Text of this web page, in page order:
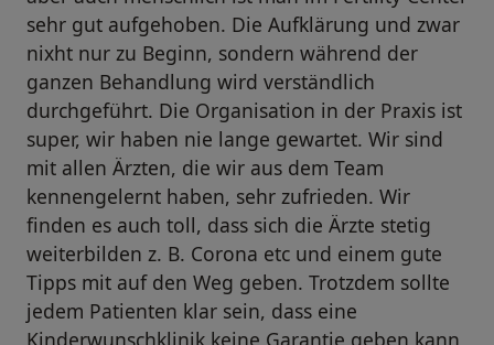
sehr gut aufgehoben. Die Aufklärung und zwar
nixht nur zu Beginn, sondern während der
ganzen Behandlung wird verständlich
durchgeführt. Die Organisation in der Praxis ist
super, wir haben nie lange gewartet. Wir sind
mit allen Ärzten, die wir aus dem Team
kennengelernt haben, sehr zufrieden. Wir
finden es auch toll, dass sich die Ärzte stetig
weiterbilden z. B. Corona etc und einem gute
Tipps mit auf den Weg geben. Trotzdem sollte
jedem Patienten klar sein, dass eine
Kinderwunschklinik keine Garantie geben kann